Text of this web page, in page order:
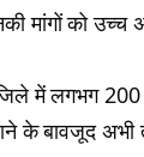
मांगों को उच्च
में लगभग 200
के बावजूद अभी